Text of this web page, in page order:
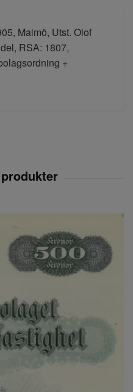
Malmö, Utst. Olof
RSA: 1807,
+